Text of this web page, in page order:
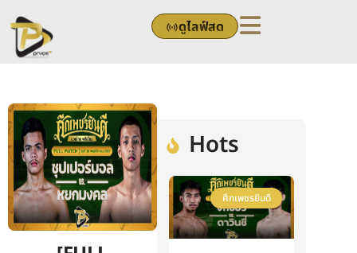
to
content
ดูไลฟ์สด
Hots
ศึกเพชรยินดี